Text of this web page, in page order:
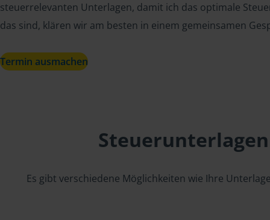
steuerrelevanten Unterlagen, damit ich das optimale
das sind, klären wir am besten in einem gemeinsamen
Termin ausmachen
Es gibt verschiedene Möglichkeiten wie Ihre